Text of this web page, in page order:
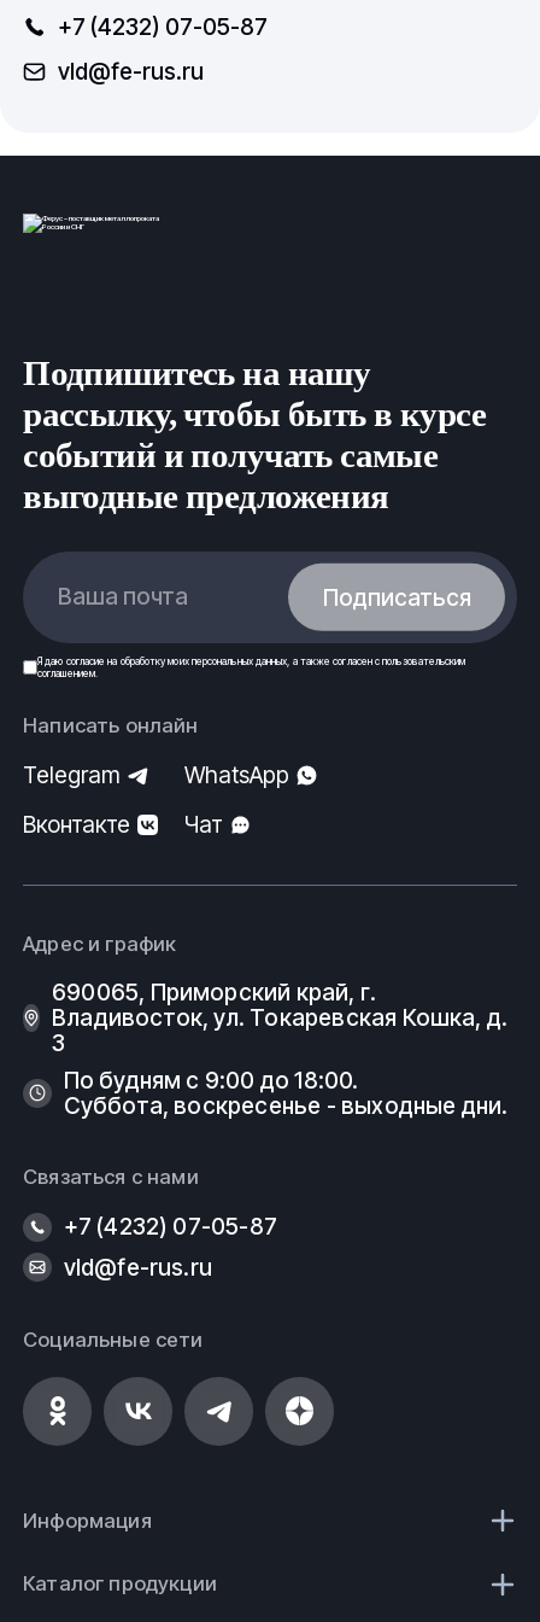
+7 (4232) 07-05-87
vld@fe-rus.ru
безопасности, государственным стандартам (ГОСТ)
ОООФеРус
+7 (4232) 07-05-87
vld@fe-rus.ru
Подпишитесь на нашу
рассылку, чтобы быть в курсе
событий и получать самые
выгодные предложения
Ваша почта Подписаться
Я даю согласие на обработку моих персональных данных , а также согласен спользовательским
соглашением.
Написать онлайн
Telegram
WhatsApp
Вконтакте
Чат
Адрес и график
690065, Приморский край, г.
Владивосток, ул. Токаревская Кошка, д.
3
По будням с 9:00 до 18:00.
Суббота, воскресенье - выходные дни.
Связаться с нами
+7 (4232) 07-05-87
vld@fe-rus.ru
Социальные сети
Информация
Каталог продукции